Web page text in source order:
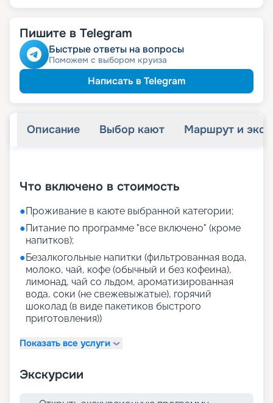
Пишите в Telegram
Быстрые ответы на вопросы
Поможем с выбором круиза
Написать в Telegram
Описание Выбор кают Маршрут и
Что включено в стоимость
●Проживание в каюте выбранной категории;
●Питание по программе "все включено" (кроме
напитков);
●Безалкогольные напитки (фильтрованная вода,
молоко, чай, кофе (обычный и без кофеина),
лимонад, чай со льдом, ароматизированная
вода, соки (не свежевыжатые), горячий
шоколад (в виде пакетиков быстрого
приготовления))
Показать все услуги
Экскурсии